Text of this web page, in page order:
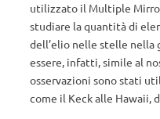
utilizzato il Multiple
studiare la quantità di
dell’elio nelle stelle nella
essere, infatti, simile al
osservazioni sono stati
come il Keck alle Hawaii,